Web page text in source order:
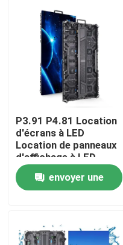
À la maison
Vidéos
P3.91 P4.81 Location
d'écrans à LED
Location de panneaux
d'affichage à LED
Événements de scène
Écran LEDenvoyer une